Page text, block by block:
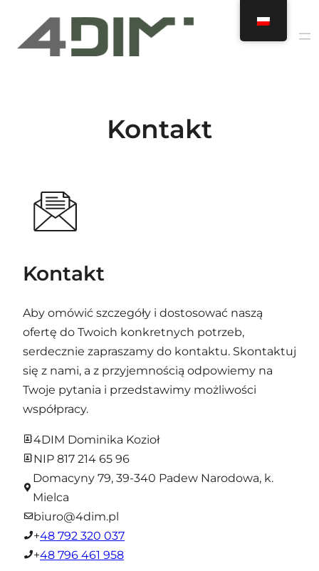
treści
Kontakt
Kontakt
Aby omówić szczegóły i dostosować naszą
ofertę do Twoich konkretnych potrzeb,
serdecznie zapraszamy do kontaktu. Skontaktuj
się z nami, a z przyjemnością odpowiemy na
Twoje pytania i przedstawimy możliwości
współpracy.
4DIM Dominika Kozioł
NIP 817 214 65 96
Domacyny 79, 39-340 Padew Narodowa, k.
Mielca
biuro@4dim.pl
+48 792 320 037
+48 796 461 958